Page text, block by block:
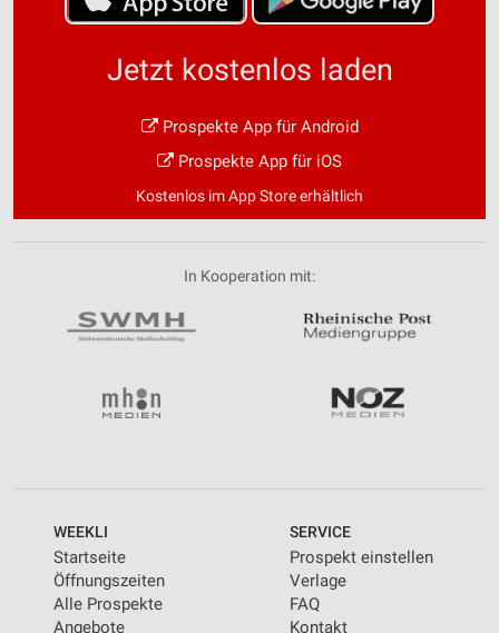
Jetzt kostenlos laden
Prospekte App für Android
Prospekte App für iOS
Kostenlos im App Store erhältlich
In Kooperation mit:
WEEKLI
Startseite
Öffnungszeiten
Alle Prospekte
Angebote
SERVICE
Prospekt einstellen
Verlage
FAQ
Kontakt